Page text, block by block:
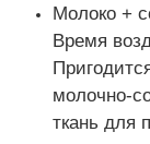
Молоко +
Время
молочно-
ткань для